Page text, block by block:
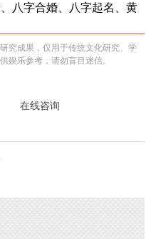
八字合婚、八字起名、黄
究成果，仅用于传统文化研究、学
娱乐参考，请勿盲目迷信。
在线咨询